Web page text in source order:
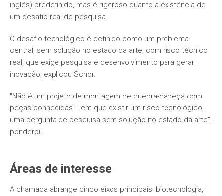
inglês) predefinido, mas é rigoroso quanto à existência de
um desafio real de pesquisa.
O desafio tecnológico é definido como um problema
central, sem solução no estado da arte, com risco técnico
real, que exige pesquisa e desenvolvimento para gerar
inovação, explicou Schor.
"Não é um projeto de montagem de quebra-cabeça com
peças conhecidas. Tem que existir um risco tecnológico,
uma pergunta de pesquisa sem solução no estado da arte",
ponderou.
Áreas de interesse
A chamada abrange cinco eixos principais: biotecnologia,